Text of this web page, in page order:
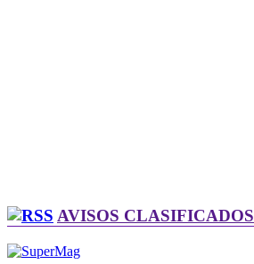
AVISOS CLASIFICADOS